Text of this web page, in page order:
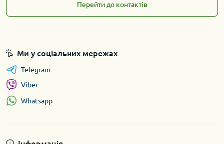
Перейти до контактів
Ми у соціальних мережах
Telegram
Viber
Whatsapp